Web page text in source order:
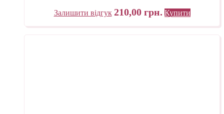
Залишити відгук 210,00 грн. Купити